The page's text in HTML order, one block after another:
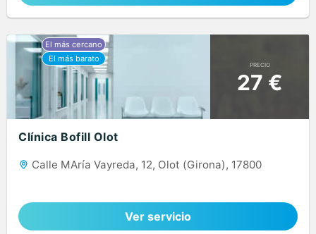
PRECIO
27 €
Clínica Bofill Olot
Calle MAría Vayreda, 12, Olot (Girona), 17800
Ver servicio